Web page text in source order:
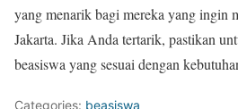
yang menarik bagi mereka yang ingin
Jakarta. Jika Anda tertarik, pastikan
beasiswa yang sesuai dengan
Categories: beasiswa